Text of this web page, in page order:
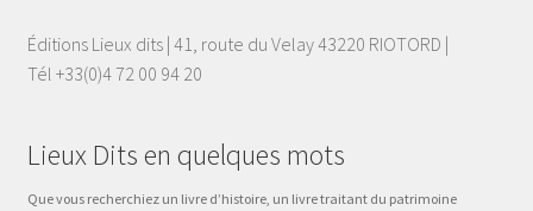
Éditions Lieux dits | 41, route du Velay 43220 RIOTORD |
Tél +33(0)4 72 00 94 20
Lieux Dits en quelques mots
Que vous recherchiez un livre d’histoire, un livre traitant du patrimoine